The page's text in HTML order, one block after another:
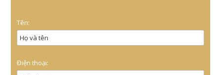
Tên:
Điện thoại: